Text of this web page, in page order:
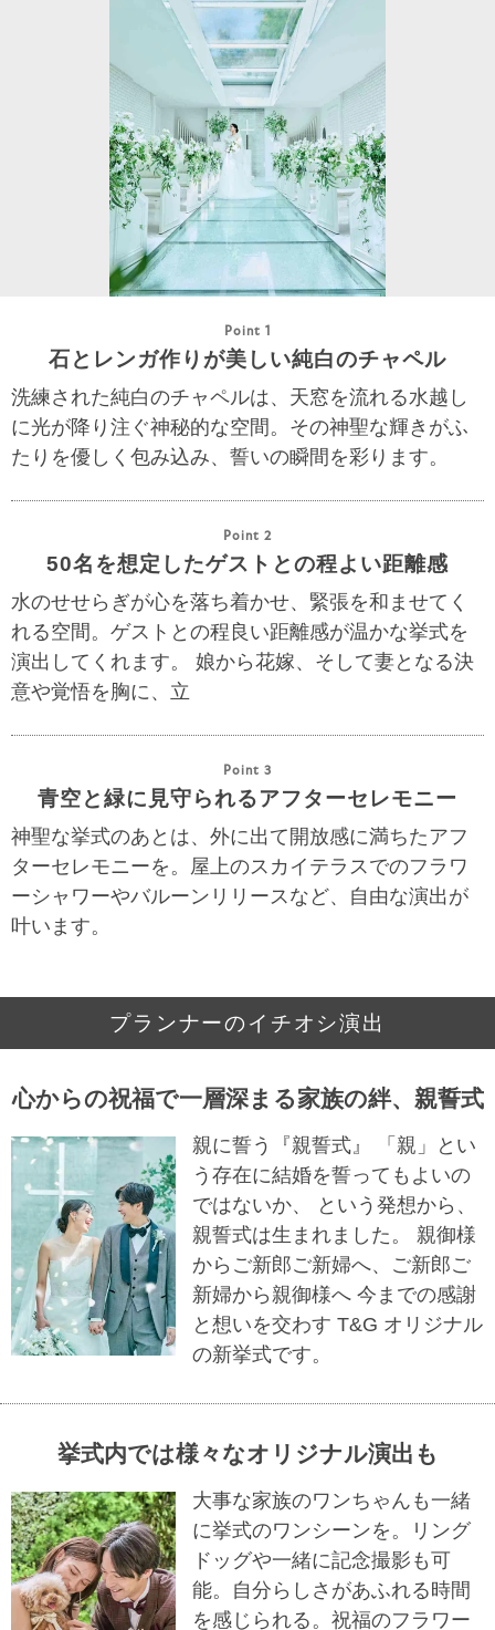
Point 1
石とレンガ作りが美しい純白のチャペル
洗練された純白のチャペルは、天窓を流れる水越し
に光が降り注ぐ神秘的な空間。その神聖な輝きがふ
たりを優しく包み込み、誓いの瞬間を彩ります。
Point 2
50名を想定したゲストとの程よい距離感
水のせせらぎが心を落ち着かせ、緊張を和ませてく
れる空間。ゲストとの程良い距離感が温かな挙式を
演出してくれます。 娘から花嫁、そして妻となる決
意や覚悟を胸に、立
Point 3
青空と緑に見守られるアフターセレモニー
神聖な挙式のあとは、外に出て開放感に満ちたアフ
ターセレモニーを。屋上のスカイテラスでのフラワ
ーシャワーやバルーンリリースなど、自由な演出が
叶います。
プランナーのイチオシ演出
心からの祝福で一層深まる家族の絆、親誓式
親に誓う『親誓式』 「親」とい
う存在に結婚を誓ってもよいの
ではないか、 という発想から、
親誓式は生まれました。 親御様
からご新郎ご新婦へ、ご新郎ご
新婦から親御様へ 今までの感謝
と想いを交わす T&G オリジナル
の新挙式です。
挙式内では様々なオリジナル演出も
大事な家族のワンちゃんも一緒
に挙式のワンシーンを。リング
ドッグや一緒に記念撮影も可
能。自分らしさがあふれる時間
を感じられる。祝福のフラワー